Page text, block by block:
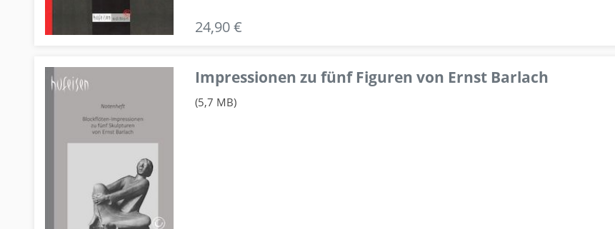
24,90 €
Impressionen zu fünf Figuren von Ernst Barlach
(5,7 MB)